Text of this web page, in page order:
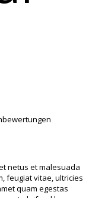
netus et malesuada
feugiat vitae, ultricies
quam egestas